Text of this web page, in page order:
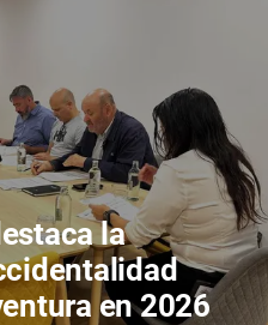
la
en 2026